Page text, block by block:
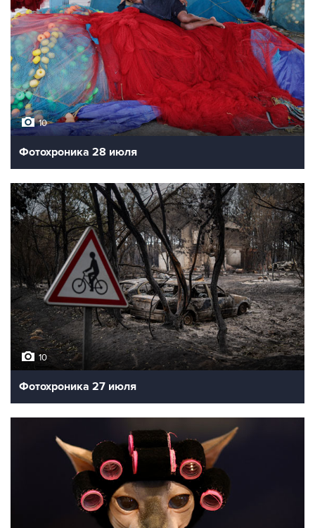
10
Фотохроника 28 июля
10
Фотохроника 27 июля